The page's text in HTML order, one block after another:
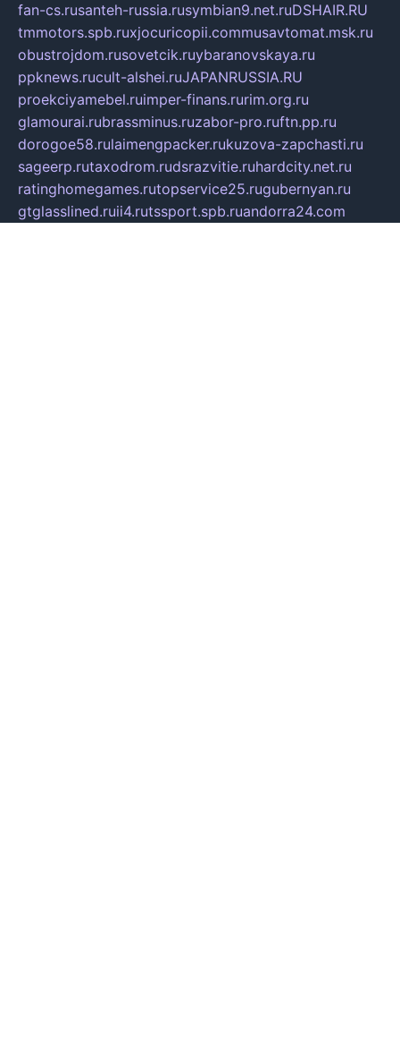
fan-cs.rusanteh-russia.rusymbian9.net.ruDSHAIR.RU
tmmotors.spb.ruxjocuricopii.commusavtomat.msk.ru
obustrojdom.rusovetcik.ruybaranovskaya.ru
ppknews.rucult-alshei.ruJAPANRUSSIA.RU
proekciyamebel.ruimper-finans.rurim.org.ru
glamourai.rubrassminus.ruzabor-pro.ruftn.pp.ru
dorogoe58.rulaimengpacker.rukuzova-zapchasti.ru
sageerp.rutaxodrom.rudsrazvitie.ruhardcity.net.ru
ratinghomegames.rutopservice25.rugubernyan.ru
gtglasslined.ruii4.rutssport.spb.ruandorra24.com